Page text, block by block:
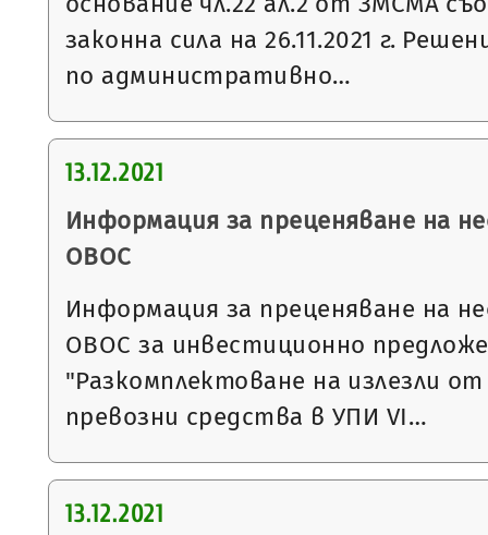
законна сила на 26.11.2021 г.
по административно…
13.12.2021
Информация за преценяване на
ОВОС
Информация за преценяване на
ОВОС за инвестиционно
"Разкомплектоване на излезли
превозни средства в УПИ VI…
13.12.2021